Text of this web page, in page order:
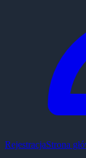
RejestracjaStrona